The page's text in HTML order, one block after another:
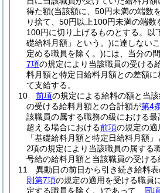
得た額(当該額に、50円未満の端数
り捨て、50円以上100円未満の端数
100円に切り上げるものとする。以
礎給料月額」という。)に達しない
定める職員を除く。)には、当分の
7項の規定により当該職員の受ける
料月額と特定日給料月額との差額
て支給する。
10
前項の規定による給料の額と当
の受ける給料月額との合計額が第4
該職員の属する職務の級における
超える場合における前項の規定の適
「基礎給料月額と特定日給料月額
2項の規定により当該職員の属する
号給の給料月額と当該職員の受ける
11
異動日の前日から引き続き給料
則第7項の規定の適用を受ける職員
定する職員を除く。)であって、 同項